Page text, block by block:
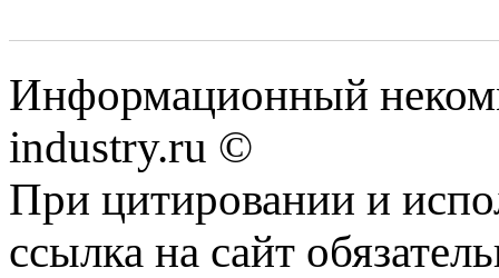
Информационный
industry.ru ©
При цитировании и
ссылка на сайт